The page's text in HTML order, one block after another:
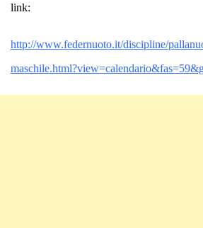
link:
http://www.federnuoto.it/discipline/